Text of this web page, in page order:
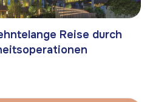
Reise durch